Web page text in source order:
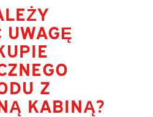
UWAGĘ
Z
KABINĄ?